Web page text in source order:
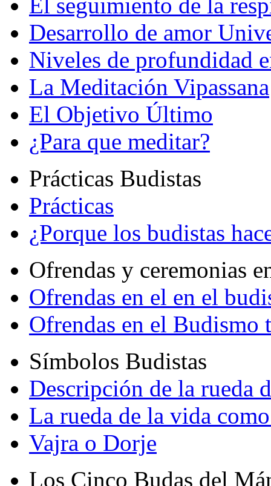
Desarrollo de amor
Niveles de profundidad
La Meditación Vipassana
El Objetivo Último
¿Para que meditar?
Prácticas Budistas
Prácticas
¿Porque los budistas
Ofrendas y ceremonias
Ofrendas en el en el
Ofrendas en el Budismo
Símbolos Budistas
Descripción de la rueda
La rueda de la vida
Vajra o Dorje
Los Cinco Budas del